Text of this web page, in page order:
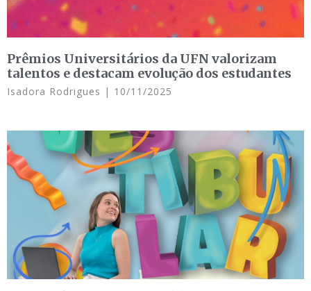
Prêmios Universitários da UFN valorizam
talentos e destacam evolução dos estudantes
Isadora Rodrigues 10/11/2025